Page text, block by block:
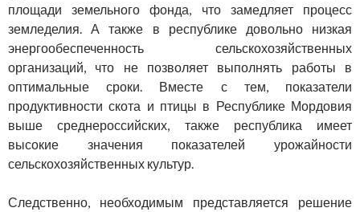
площади земельного фонда, что замедляет процесс
земледелия. А также в республике довольно низкая
энергообеспеченность сельскохозяйственных
организаций, что не позволяет выполнять работы в
оптимальные сроки. Вместе с тем, показатели
продуктивности скота и птицы в Республике Мордовия
выше среднероссийских, также республика имеет
высокие значения показателей урожайности
сельскохозяйственных культур.
Следственно, необходимым представляется решение